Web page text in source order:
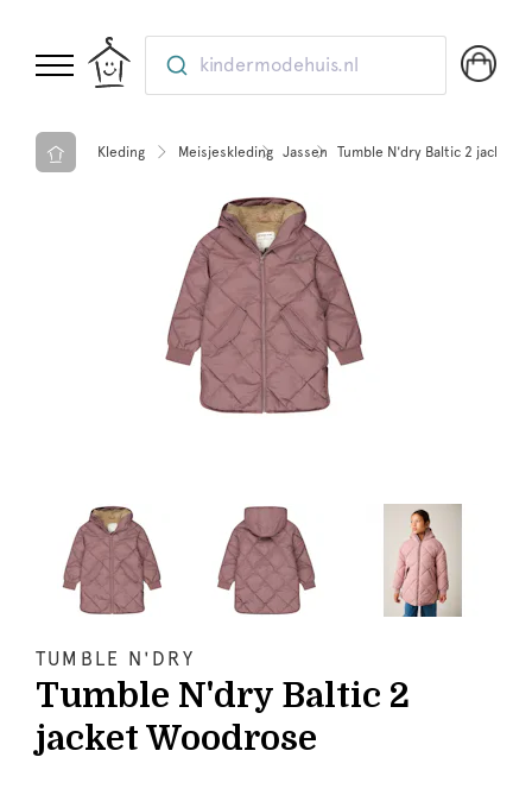
kindermodehuis.nl
Kleding Meisjeskleding Jassen Tumble N'dry Baltic 2 jacket
TUMBLE N'DRY
Tumble N'dry Baltic 2
jacket Woodrose